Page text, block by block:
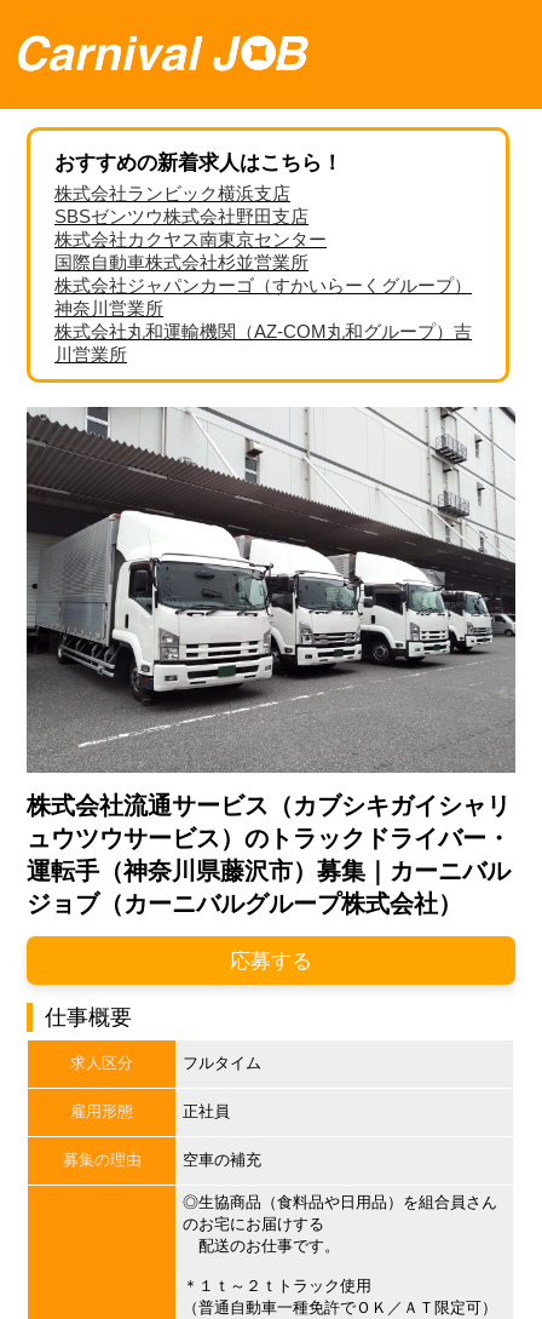
おすすめの新着求人はこちら！
株式会社ランビック横浜支店
SBSゼンツウ株式会社野田支店
株式会社カクヤス南東京センター
国際自動車株式会社杉並営業所
株式会社ジャパンカーゴ（すかいらーくグループ）
神奈川営業所
株式会社丸和運輸機関（AZ-COM丸和グループ）吉
川営業所
株式会社流通サービス（カブシキガイシャリ
ュウツウサービス）のトラックドライバー・
運転手（神奈川県藤沢市）募集｜カーニバル
ジョブ（カーニバルグループ株式会社）
応募する
仕事概要
求人区分 フルタイム
雇用形態 正社員
募集の理由 空車の補充
◎生協商品（食料品や日用品）を組合員さん
のお宅にお届けする
配送のお仕事です。
＊１ｔ～２ｔトラック使用
（普通自動車一種免許でＯＫ／ＡＴ限定可）